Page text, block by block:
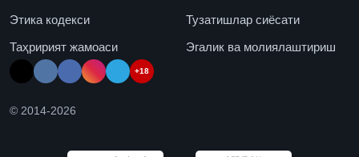
Этика кодекси
Тузатишлар сиёсати
Таҳририят жамоаси
Эгалик ва молиялаштириш
+18
© 2014-2026